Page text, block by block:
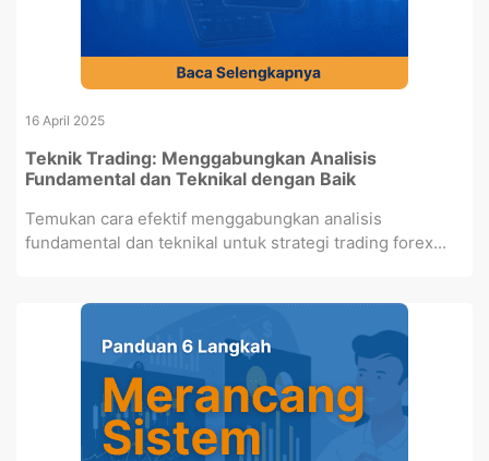
16 April 2025
Teknik Trading: Menggabungkan Analisis
Fundamental dan Teknikal dengan Baik
Temukan cara efektif menggabungkan analisis
fundamental dan teknikal untuk strategi trading forex...